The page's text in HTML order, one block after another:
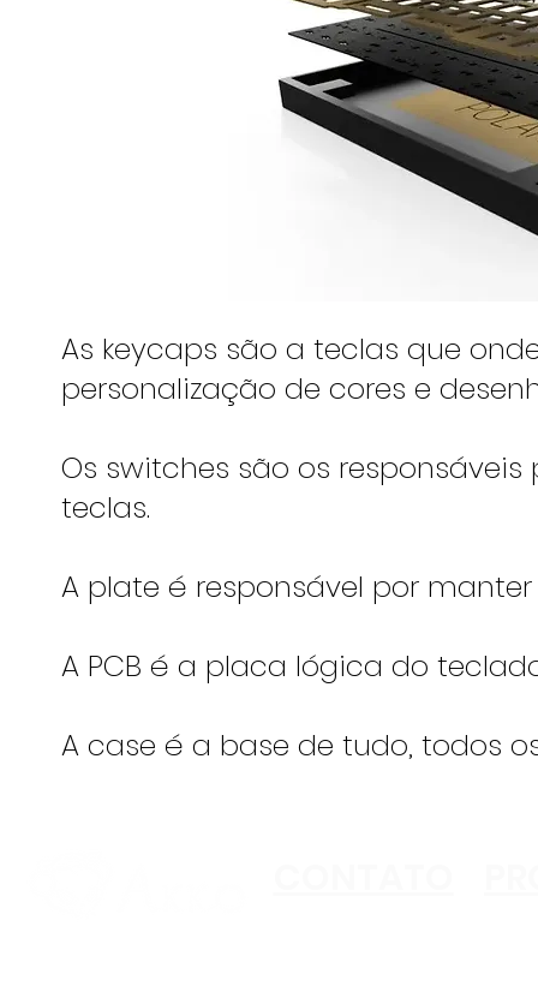
As keycaps são a teclas que
personalização de cores e
Os switches são os
teclas.
A plate é responsável por
A PCB é a placa lógica do
A case é a base de tudo, todos